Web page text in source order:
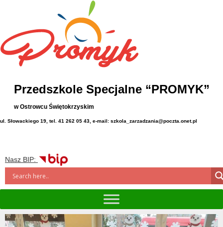
Przedszkole Specjalne “PROMYK”
w Ostrowcu Świętokrzyskim
ul. Słowackiego 19, tel. 41 262 05 43, e-mail: szkola_zarzadzania@poczta.onet.pl
Nasz BIP: